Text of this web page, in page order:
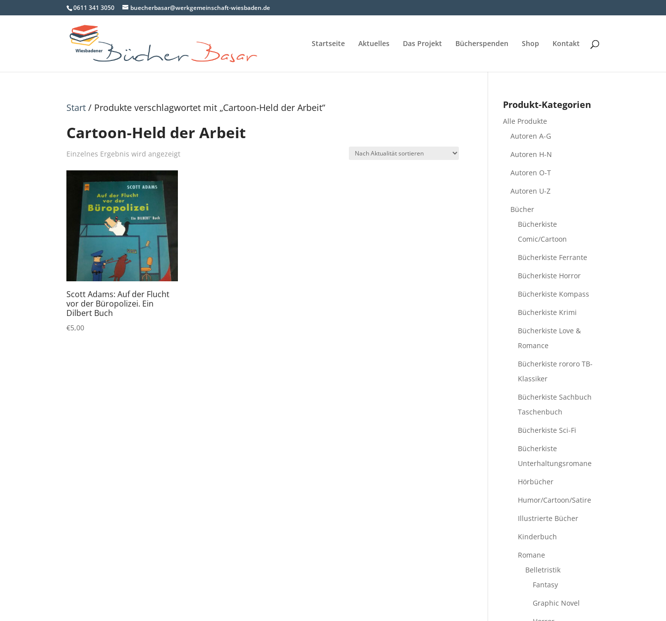
0611 341 3050 buecherbasar@werkgemeinschaft-wiesbaden.de
Startseite Aktuelles Das Projekt Bücherspenden Shop Kontakt
Start / Produkte verschlagwortet mit „Cartoon-Held der Arbeit“
Cartoon-Held der Arbeit
Einzelnes Ergebnis wird angezeigt
Scott Adams: Auf der Flucht
vor der Büropolizei. Ein
Dilbert Buch
€5,00
Produkt-Kategorien
Alle Produkte
Autoren A-G
Autoren H-N
Autoren O-T
Autoren U-Z
Bücher
Bücherkiste
Comic/Cartoon
Bücherkiste Ferrante
Bücherkiste Horror
Bücherkiste Kompass
Bücherkiste Krimi
Bücherkiste Love &
Romance
Bücherkiste rororo TB-
Klassiker
Bücherkiste Sachbuch
Taschenbuch
Bücherkiste Sci-Fi
Bücherkiste
Unterhaltungsromane
Hörbücher
Humor/Cartoon/Satire
Illustrierte Bücher
Kinderbuch
Romane
Belletristik
Fantasy
Graphic Novel